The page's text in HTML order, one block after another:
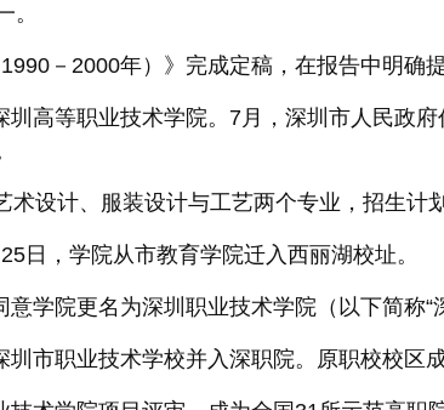
－2000年）》完成定稿，在报告中明确
高等职业技术学院。7月，深圳市人民政
设计、服装设计与工艺两个专业，招生计
日，学院从市教育学院迁入西丽湖校址。
学院更名为深圳职业技术学院（以下简称“
市职业技术学校并入深职院。原职校校区